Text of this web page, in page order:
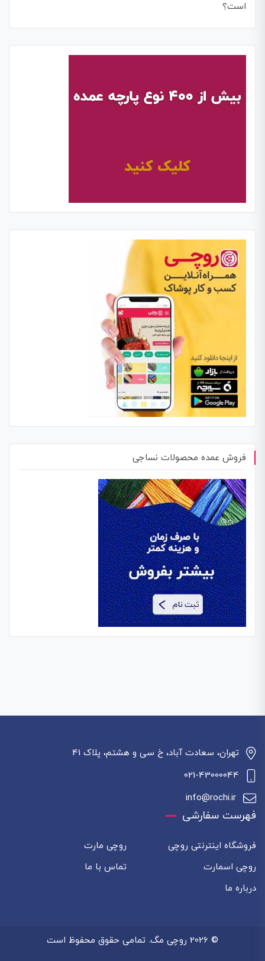
است؟
فروش عمده محصولات نساجی
تهران، سعادت آباد، خ سی و هشتم، پلاک 41
021-43000044
info@rochi.ir
فهرست سفارشی
فروشگاه اینترنتی روچی
روچی مارت
روچی اسمارت
تماس با ما
درباره ما
© 2026 روچی مگ. تمامی حقوق محفوظ است